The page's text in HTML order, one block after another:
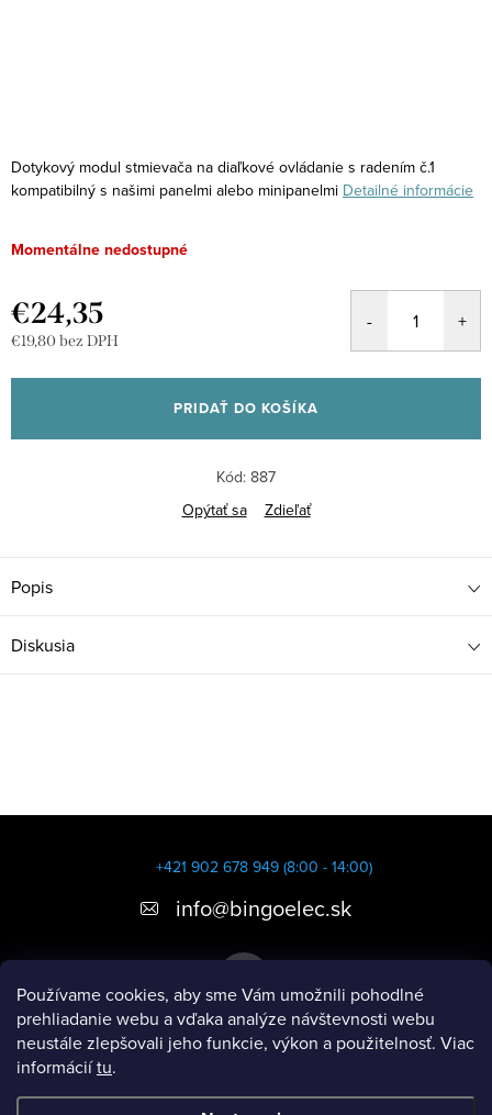
Používame cookies, aby sme Vám umožnili pohodlné
prehliadanie webu a vďaka analýze návštevnosti webu
neustále zlepšovali jeho funkcie, výkon a použitelnosť. Viac
informáciítu.
Dotykový modul stmievača na diaľkové ovládanie s radením č.1
kompatibilný s našimi panelmi alebo minipanelmi Detailné informácie
Momentálne nedostupné
€24,35
€19,80 bez DPH
cena:
PRIDAŤ DO KOŠÍKA
Kód: 887
Opýtať sa
Zdieľať
Popis
Diskusia
t
+421 902 678 949 (8:00 - 14:00)
info@bingoelec.sk
Informácie pre vás